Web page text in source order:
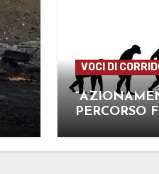
VOCI DI
PERCORSO